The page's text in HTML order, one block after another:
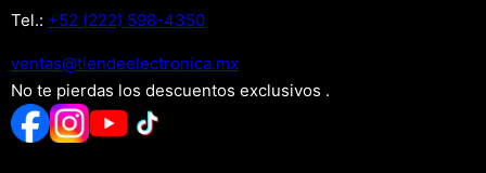
Tel.: +52 (222) 598-4350
xm.acinortceleedneit@satnev
No te pierdas los descuentos exclusivos .